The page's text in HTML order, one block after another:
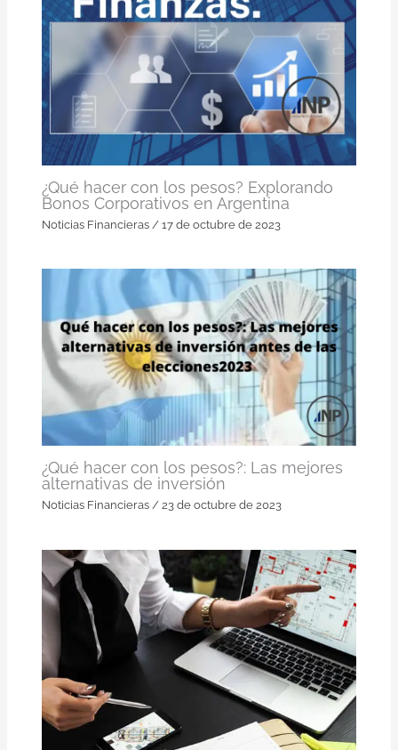
¿Qué hacer con los pesos? Explorando
Bonos Corporativos en Argentina
Noticias Financieras /17 de octubre de 2023
¿Qué hacer con los pesos?: Las mejores
alternativas de inversión
Noticias Financieras /23 de octubre de 2023